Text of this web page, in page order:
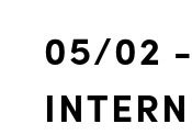
05/02 -